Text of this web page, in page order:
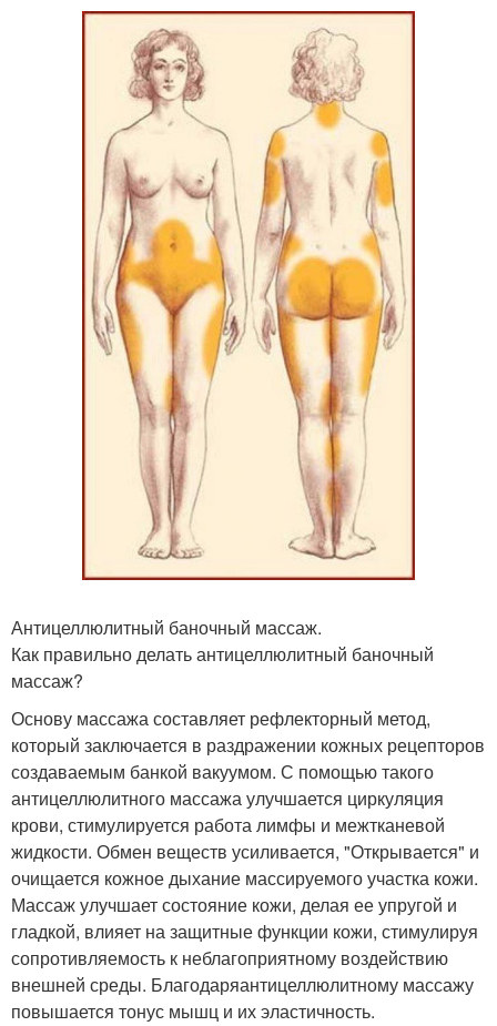
Антицеллюлитный баночный массаж.
Как правильно делать антицеллюлитный баночный
массаж?
Основу массажа составляет рефлекторный метод,
который заключается в раздражении кожных рецепторов
создаваемым банкой вакуумом. С помощью такого
антицеллюлитного массажа улучшается циркуляция
крови, стимулируется работа лимфы и межтканевой
жидкости. Обмен веществ усиливается, "Открывается" и
очищается кожное дыхание массируемого участка кожи.
Массаж улучшает состояние кожи, делая ее упругой и
гладкой, влияет на защитные функции кожи, стимулируя
сопротивляемость к неблагоприятному воздействию
внешней среды. Благодаряантицеллюлитному массажу
повышается тонус мышц и их эластичность.